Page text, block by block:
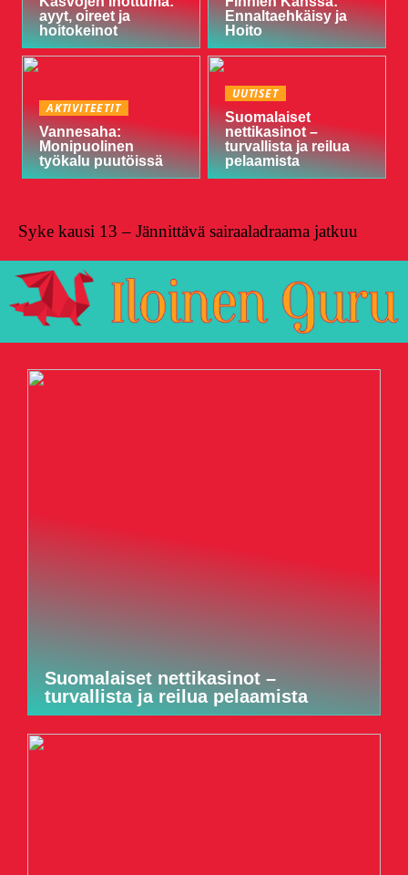
ayyt, oireet ja
hoitokeinot
Ennaltaehkäisy ja
Hoito
AKTIVITEETIT
Vannesaha:
Monipuolinen
työkalu puutöissä
UUTISET
Suomalaiset
nettikasinot –
turvallista ja reilua
pelaamista
Syke kausi 13 – Jännittävä sairaaladraama jatkuu
Suomalaiset nettikasinot –
turvallista ja reilua pelaamista